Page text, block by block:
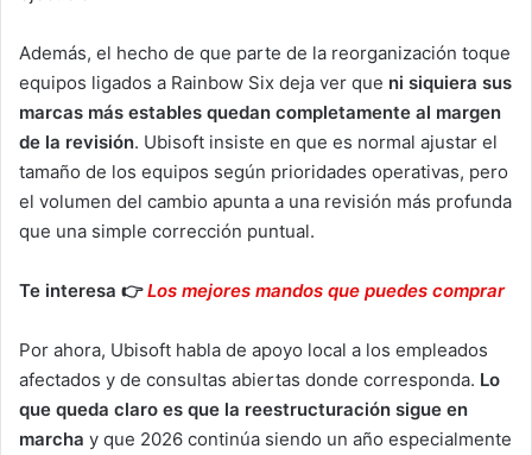
Además, el hecho de que parte de la reorganización toque
equipos ligados a Rainbow Six deja ver que ni siquiera sus
marcas más estables quedan completamente al margen
de la revisión. Ubisoft insiste en que es normal ajustar el
tamaño de los equipos según prioridades operativas, pero
el volumen del cambio apunta a una revisión más profunda
que una simple corrección puntual.
Te interesa 👉Los mejores mandos que puedes comprar
Por ahora, Ubisoft habla de apoyo local a los empleados
afectados y de consultas abiertas donde corresponda. Lo
que queda claro es que la reestructuración sigue en
marcha y que 2026 continúa siendo un año especialmente